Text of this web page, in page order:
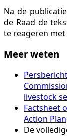
Na de
de Raad de
te reageren
Meer weten
livestock
Factsheet
Action Plan
De